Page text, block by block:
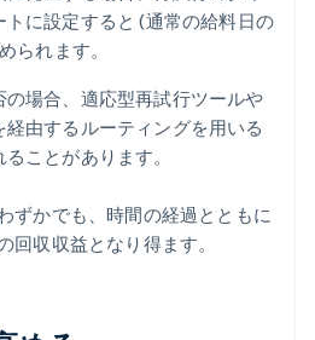
トに設定すると (通常の給料日の
られます。
場合、適応型再試行ツールや
由するルーティングを用いる
ことがあります。
ずかでも、時間の経過とともに
回収収益となり得ます。